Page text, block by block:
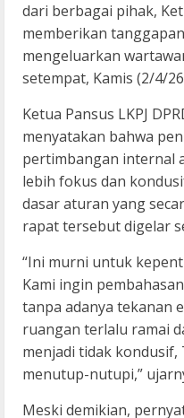
dari berbagai pihak,
memberikan
mengeluarkan
setempat, Kamis (2/4/
Ketua Pansus LKPJ
menyatakan bahwa
pertimbangan internal
lebih fokus dan
dasar aturan yang
rapat tersebut digelar
“Ini murni untuk
Kami ingin
tanpa adanya tekanan
ruangan terlalu ramai
menjadi tidak
menutup-nutupi,”
Meski demikian,